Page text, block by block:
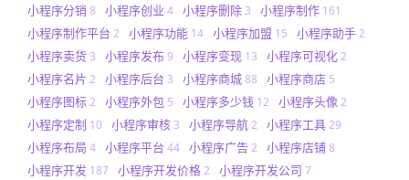
小程序分销 8 小程序创业 4 小程序删除 3 小程序制作 161
小程序制作平台 2 小程序功能 14 小程序加盟 15 小程序助手2
小程序卖货 3 小程序发布9 小程序变现 13 小程序可视化2
小程序名片 2 小程序后台 3 小程序商城88 小程序商店 5
小程序图标2 小程序外包 5 小程序多少钱 12 小程序头像 2
小程序定制 10 小程序审核 3 小程序导航2 小程序工具29
小程序布局 4 小程序平台 44 小程序广告2 小程序店铺8
小程序开发 187 小程序开发价格2 小程序开发公司 7